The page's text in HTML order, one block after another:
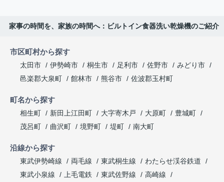
家事の時間を、家族の時間へ：ビルトイン食器洗い乾燥機のご紹介
市区町村から探す
太田市
伊勢崎市 桐生市 足利市 佐野市
みどり市
邑楽郡大泉町
館林市 熊谷市 佐波郡玉村町
町名から探す
相生町
新田上江田町 大字寄木戸 大原町
豊城町
茂呂町
曲沢町 境野町 堤町 南大町
沿線から探す
東武伊勢崎線
両毛線 東武桐生線
わたらせ渓谷鉄道
東武小泉線
上毛電鉄 東武佐野線
高崎線